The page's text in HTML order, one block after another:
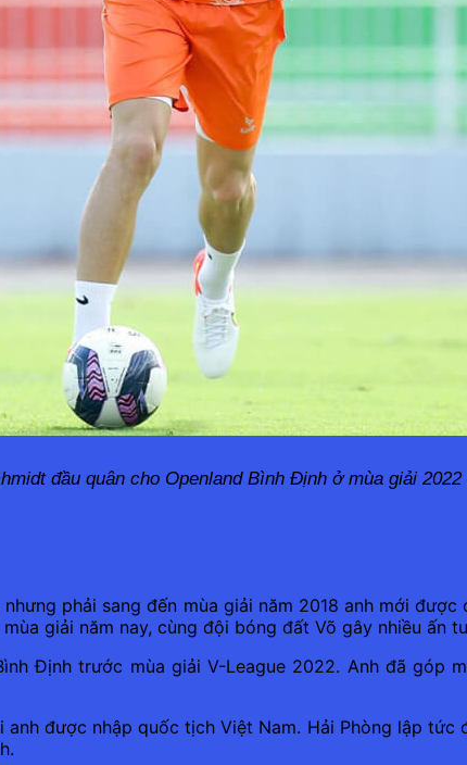
đầu quân cho Openland Bình Định ở mùa giải 2022
phải sang đến mùa giải năm 2018 anh mới
giải năm nay, cùng đội bóng đất Võ gây nhiều ấn
Định trước mùa giải V-League 2022. Anh đã góp
được nhập quốc tịch Việt Nam. Hải Phòng lập tức